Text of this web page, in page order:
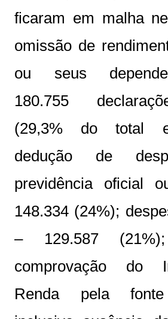
ficaram em malha
omissão de
ou seus
180.755
(29,3% do total
dedução de
previdência oficial
148.334 (24%);
– 129.587
comprovação do
Renda pela fonte